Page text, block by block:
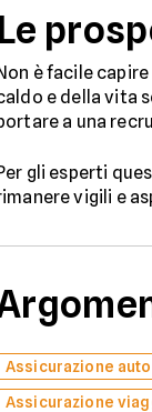
Le
è facile
e della vita
a una
gli esperti
vigili e
Assicurazione
Assicurazione